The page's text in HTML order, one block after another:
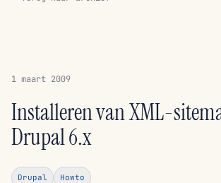
1 maart 2009
Installeren van XML-
Drupal 6.x
Drupal Howto